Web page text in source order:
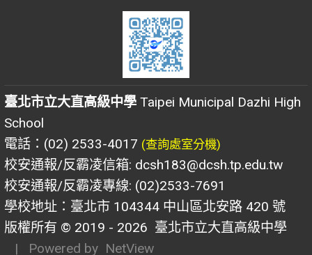
臺北市立大直高級中學 Taipei Municipal Dazhi High
School
電話：(02) 2533-4017 (查詢處室分機)
校安通報/反霸凌信箱: dcsh183@dcsh.tp.edu.tw
校安通報/反霸凌專線: (02)2533-7691
學校地址：臺北市 104344 中山區北安路 420 號
版權所有 © 2019 - 2026 臺北市立大直高級中學
| Powered by NetView